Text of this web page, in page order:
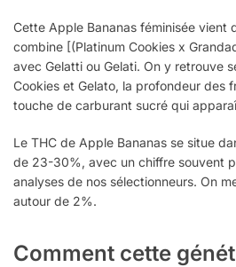
Cette Apple Bananas féminisée vient
combine [(Platinum Cookies x
avec Gelatti ou Gelati. On y retrouve
Cookies et Gelato, la profondeur des
touche de carburant sucré qui
Le THC de Apple Bananas se situe
de 23-30%, avec un chiffre souvent
analyses de nos sélectionneurs. On
autour de 2%.
Comment cette